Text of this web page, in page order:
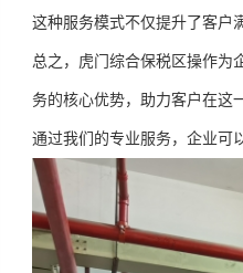
这种服务模式不仅提升了客户
总之，虎门综合保税区操作为
务的核心优势，助力客户在这
通过我们的专业服务，企业可